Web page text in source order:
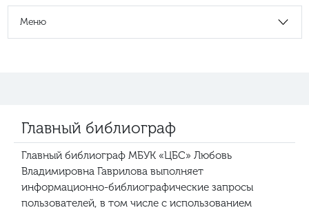
Меню
Главный библиограф
Главный библиограф МБУК «ЦБС» Любовь
Владимировна Гаврилова выполняет
информационно-библиографические запросы
пользователей, в том числе с использованием